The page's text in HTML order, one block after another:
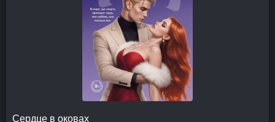
Сердце в оковах